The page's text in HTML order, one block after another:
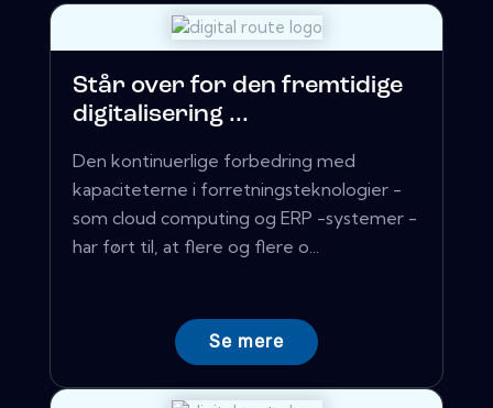
Står over for den fremtidige
digitalisering ...
Den kontinuerlige forbedring med
kapaciteterne i forretningsteknologier -
som cloud computing og ERP -systemer -
har ført til, at flere og flere o...
Se mere